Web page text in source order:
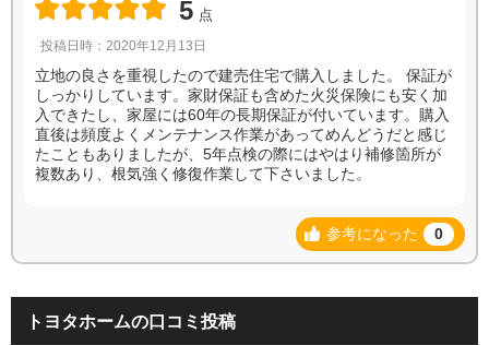
5 点
投稿日時：2020年12月13日
立地の良さを重視したので建売住宅で購入しました。 保証が
しっかりしています。家財保証も含めた火災保険にも安く加
入できたし、家屋には60年の長期保証が付いています。購入
直後は頻度よくメンテナンス作業があってめんどうだと感じ
たこともありましたが、5年点検の際にはやはり補修箇所が
複数あり、根気強く修復作業して下さいました。
参考になった 0
トヨタホームの口コミ投稿